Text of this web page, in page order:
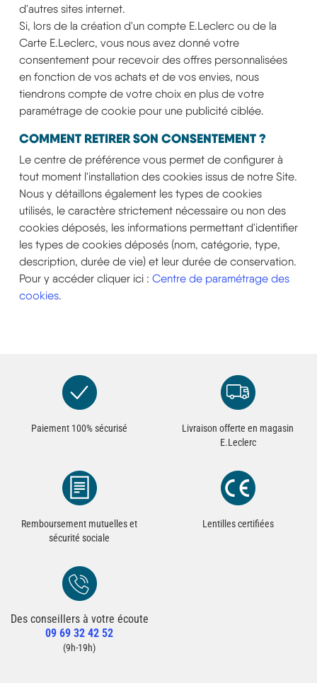
d'autres sites internet.
Si, lors de la création d'un compte E.Leclerc ou de la
Carte E.Leclerc, vous nous avez donné votre
consentement pour recevoir des offres personnalisées
en fonction de vos achats et de vos envies, nous
tiendrons compte de votre choix en plus de votre
paramétrage de cookie pour une publicité ciblée.
COMMENT RETIRER SON CONSENTEMENT ?
Le centre de préférence vous permet de configurer à
tout moment l'installation des cookies issus de notre Site.
Nous y détaillons également les types de cookies
utilisés, le caractère strictement nécessaire ou non des
cookies déposés, les informations permettant d'identifier
les types de cookies déposés (nom, catégorie, type,
description, durée de vie) et leur durée de conservation.
Pour y accéder cliquer ici : Centre de paramétrage des
cookies.
Paiement 100% sécurisé
Livraison offerte en magasin
E.Leclerc
Remboursement mutuelles et
sécurité sociale
Lentilles certifiées
Redirection vers la page Contact du site
Des conseillers à votre écoute
09 69 32 42 52
Contacter un conseiller
(9h-19h)